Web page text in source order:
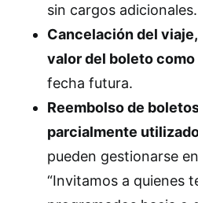
sin cargos adicionales.
Cancelación del
valor del boleto
fecha futura.
Reembolso de
parcialmente
pueden gestionarse en
“Invitamos a quienes